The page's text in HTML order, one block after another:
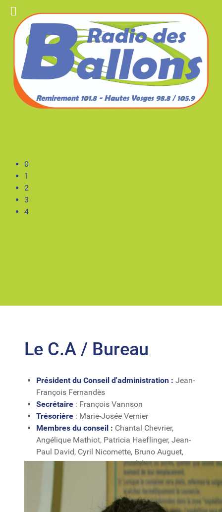
0
1
2
3
4
Le C.A / Bureau
Président du Conseil d'administration : Jean-
François Fernandès
Secrétaire : François Vannson
Trésorière : Marie-Josée Vernier
Membres du conseil : Chantal Chevrier,
Angélique Mathiot, Patricia Haeflinger, Jean-
Paul David, Cyril Nicomette, Bruno Auguet,
François Cunat, Etienne Fendeleur